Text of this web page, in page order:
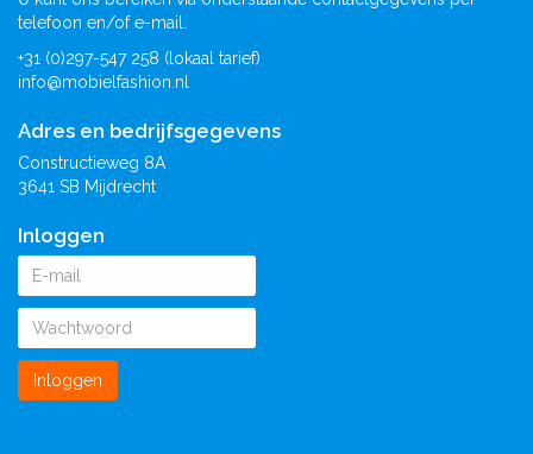
telefoon en/of e-mail.
+31 (0)297-547 258 (lokaal tarief)
info@mobielfashion.nl
Adres en bedrijfsgegevens
Constructieweg 8A
3641 SB Mijdrecht
Inloggen
Inloggen